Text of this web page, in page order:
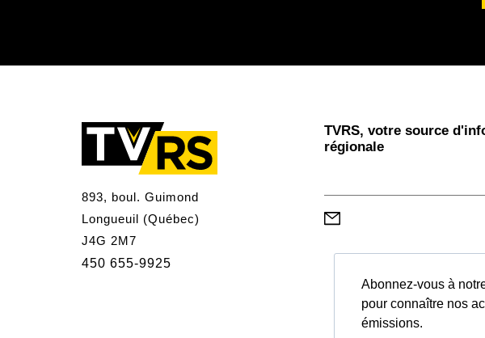
893, boul. Guimond
Longueuil (Québec)
J4G 2M7
450 655-9925
TVRS, votre source
régionale
Abonnez-vous à
pour connaître nos
émissions.